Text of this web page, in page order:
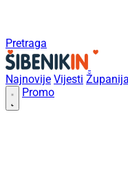
Pretraga
Najnovije Vijesti Županija
Promo